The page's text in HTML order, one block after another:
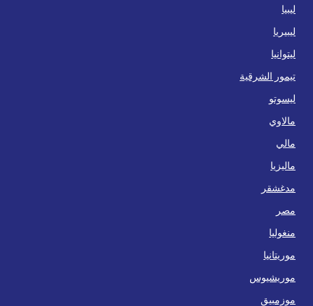
ليبيا
ليبيريا
ليتوانيا
تيمور الشرقية
ليسوتو
مالاوي
مالي
ماليزيا
مدغشقر
مصر
منغوليا
موريتانيا
موريشيوس
موزمبيق